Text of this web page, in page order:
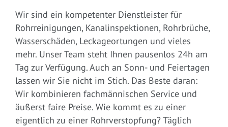
Wir sind ein kompetenter Dienstleister für
Rohrreinigungen, Kanalinspektionen, Rohrbrüche,
Wasserschäden, Leckageortungen und vieles
mehr. Unser Team steht Ihnen pausenlos 24h am
Tag zur Verfügung. Auch an Sonn- und Feiertagen
lassen wir Sie nicht im Stich. Das Beste daran:
Wir kombinieren fachmännischen Service und
äußerst faire Preise. Wie kommt es zu einer
eigentlich zu einer Rohrverstopfung? Täglich